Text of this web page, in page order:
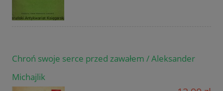
Chroń swoje serce przed zawałem / Aleksander
Michajlik